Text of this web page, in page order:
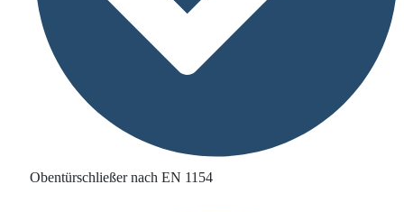
Obentürschließer nach EN 1154